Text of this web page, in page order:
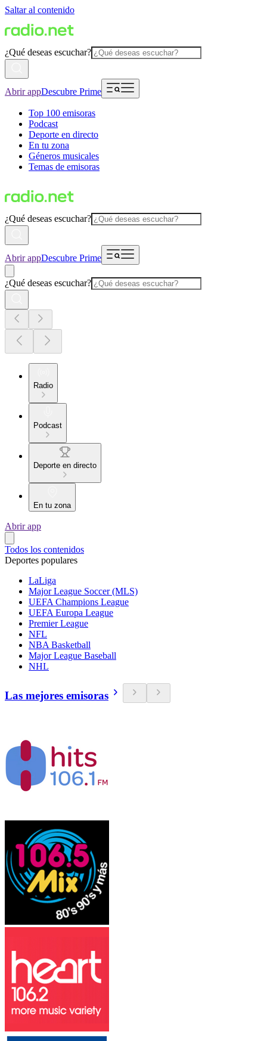
Saltar al contenido
¿Qué deseas escuchar?
Abrir appDescubre Prime
Top 100 emisoras
Podcast
Deporte en directo
En tu zona
Géneros musicales
Temas de emisoras
¿Qué deseas escuchar?
Abrir appDescubre Prime
¿Qué deseas escuchar?
Radio
Podcast
Deporte en directo
En tu zona
Abrir app
Todos los contenidos
Deportes populares
LaLiga
Major League Soccer (MLS)
UEFA Champions League
UEFA Europa League
Premier League
NFL
NBA Basketball
Major League Baseball
NHL
Las mejores emisoras